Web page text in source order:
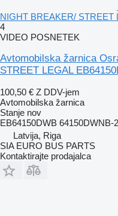
NIGHT BREAKER/ STREET
4
VIDEO POSNETEK
Avtomobilska žarnica
STREET LEGAL
100,50 € Z DDV-jem
Avtomobilska žarnica
Stanje nov
EB64150DWB 64150DWNB-
Latvija, Riga
SIA EURO BUS PARTS
Kontaktirajte prodajalca